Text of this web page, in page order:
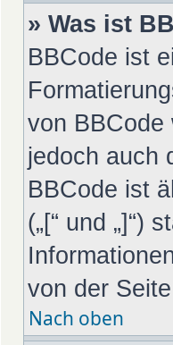
» Was ist
BBCode ist
von BBCode
jedoch auch
BBCode ist
(„[“ und „]“)
von der
Nach oben